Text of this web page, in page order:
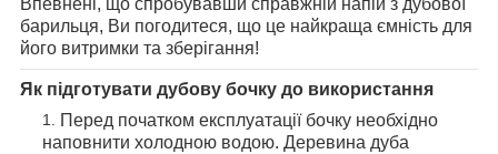
Впевнені, що спробувавши справжній напій з дубової
барильця, Ви погодитеся, що це найкраща ємність для
його витримки та зберігання!
Як підготувати дубову бочку до використання
Перед початком експлуатації бочку необхідно
наповнити холодною водою. Деревина дуба